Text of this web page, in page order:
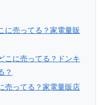
に売ってる？家電量販
こに売ってる？ドンキ
？
売ってる？家電量販店